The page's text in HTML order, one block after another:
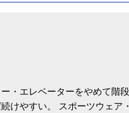
・エレベーターをやめて階
けやすい。 スポーツウェア